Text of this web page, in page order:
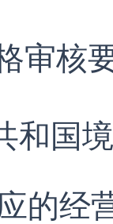
审核
和国
的经